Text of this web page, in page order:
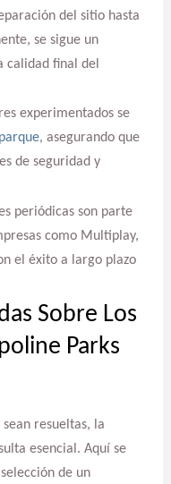
del sitio hasta
se sigue un
calidad final del
experimentados se
, asegurando que
de seguridad y
periódicas son parte
como Multiplay,
el éxito a largo plazo
Sobre Los
Parks
resueltas, la
esencial. Aquí se
de un